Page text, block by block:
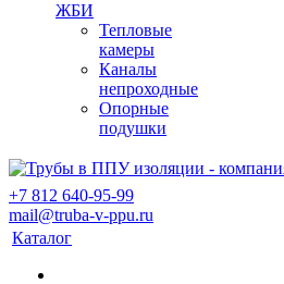
ЖБИ
Тепловые
камеры
Каналы
непроходные
Опорные
подушки
+7 812 640-95-99
mail@truba-v-ppu.ru
Каталог